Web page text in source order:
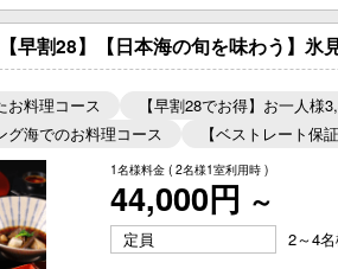
早割28】【日本海の旬を味わう】
お料理コース
【早割28でお得】お一人様
グ海でのお料理コース
【ベストレート保
1名様料金 ( 2名様1室利用時 )
44,000円 ～
定員 2～4